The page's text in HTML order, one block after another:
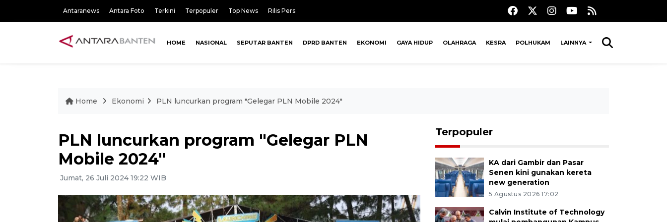
Antaranews Antara Foto Terkini Terpopuler Top News Rilis Pers
HOME NASIONAL SEPUTAR BANTEN DPRD BANTEN EKONOMI GAYA HIDUP OLAHRAGA KESRA POLHUKAM LAINNYA
Home Ekonomi PLN luncurkan program "Gelegar PLN Mobile 2024"
PLN luncurkan program "Gelegar PLN
Mobile 2024"
Jumat, 26 Juli 2024 19:22 WIB
Terpopuler
KA dari Gambir dan Pasar
Senen kini gunakan kereta
new generation
5 Agustus 2026 17:02
Calvin Institute of Technology